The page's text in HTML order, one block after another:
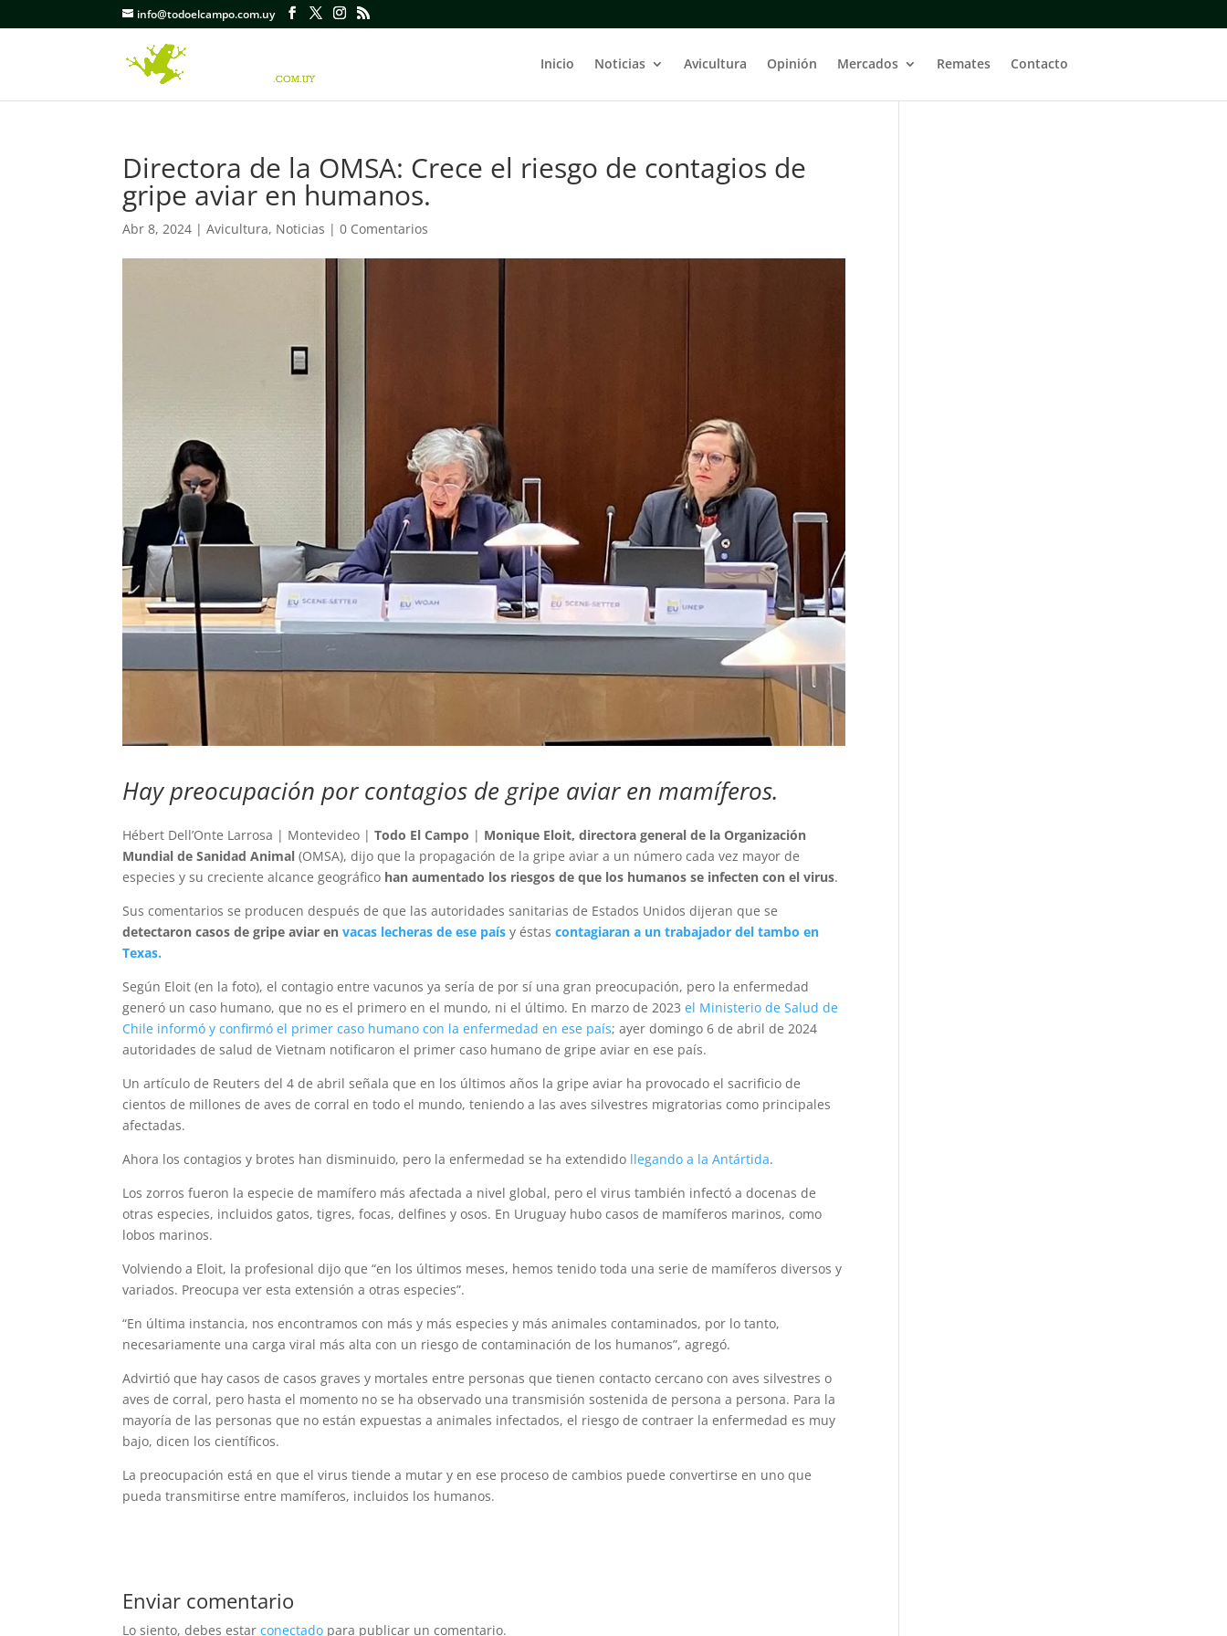
info@todoelcampo.com.uy
Inicio Noticias Avicultura Opinión Mercados Remates Contacto
Directora de la OMSA: Crece el riesgo de contagios de
gripe aviar en humanos.
Abr 8, 2024 |Avicultura, Noticias |0 Comentarios
Hay preocupación por contagios de gripe aviar en mamíferos.
Hébert Dell’Onte Larrosa | Montevideo |Todo El Campo | Monique Eloit, directora general de la Organización
Mundial de Sanidad Animal(OMSA), dijo que la propagación de la gripe aviar a un número cada vez mayor de
especies y su creciente alcance geográfico han aumentado los riesgos de que los humanos se infecten con el virus.
Sus comentarios se producen después de que las autoridades sanitarias de Estados Unidos dijeran que se
detectaron casos de gripe aviar envacas lecheras de ese paísy éstascontagiaran a un trabajador del tambo en
Texas.
Según Eloit (en la foto), el contagio entre vacunos ya sería de por sí una gran preocupación, pero la enfermedad
generó un caso humano, que no es el primero en el mundo, ni el último. En marzo de 2023el Ministerio de Salud de
Chile informó y confirmó el primer caso humano con la enfermedad en ese país; ayer domingo 6 de abril de 2024
autoridades de salud de Vietnam notificaron el primer caso humano de gripe aviar en ese país.
Un artículo de Reuters del 4 de abril señala que en los últimos años la gripe aviar ha provocado el sacrificio de
cientos de millones de aves de corral en todo el mundo, teniendo a las aves silvestres migratorias como principales
afectadas.
Ahora los contagios y brotes han disminuido, pero la enfermedad se ha extendido llegando a la Antártida.
Los zorros fueron la especie de mamífero más afectada a nivel global, pero el virus también infectó a docenas de
otras especies, incluidos gatos, tigres, focas, delfines y osos. En Uruguay hubo casos de mamíferos marinos, como
lobos marinos.
Volviendo a Eloit, la profesional dijo que “en los últimos meses, hemos tenido toda una serie de mamíferos diversos y
variados. Preocupa ver esta extensión a otras especies”.
“En última instancia, nos encontramos con más y más especies y más animales contaminados, por lo tanto,
necesariamente una carga viral más alta con un riesgo de contaminación de los humanos”, agregó.
Advirtió que hay casos de casos graves y mortales entre personas que tienen contacto cercano con aves silvestres o
aves de corral, pero hasta el momento no se ha observado una transmisión sostenida de persona a persona. Para la
mayoría de las personas que no están expuestas a animales infectados, el riesgo de contraer la enfermedad es muy
bajo, dicen los científicos.
La preocupación está en que el virus tiende a mutar y en ese proceso de cambios puede convertirse en uno que
pueda transmitirse entre mamíferos, incluidos los humanos.
Enviar comentario
Lo siento, debes estarconectado para publicar un comentario.